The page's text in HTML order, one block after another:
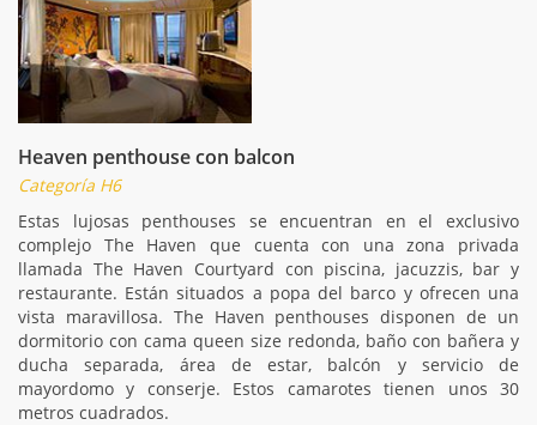
Heaven penthouse con balcon
Categoría H6
Estas lujosas penthouses se encuentran en el exclusivo
complejo The Haven que cuenta con una zona privada
llamada The Haven Courtyard con piscina, jacuzzis, bar y
restaurante. Están situados a popa del barco y ofrecen una
vista maravillosa. The Haven penthouses disponen de un
dormitorio con cama queen size redonda, baño con bañera y
ducha separada, área de estar, balcón y servicio de
mayordomo y conserje. Estos camarotes tienen unos 30
metros cuadrados.